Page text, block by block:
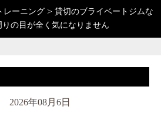
レーニング > 貸切のブライベートジムな
の目が全く気になりません
2026年08月6日